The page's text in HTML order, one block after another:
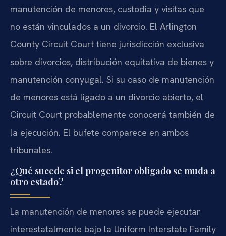
manutención de menores, custodia y visitas que
no están vinculados a un divorcio. El Arlington
County Circuit Court tiene jurisdicción exclusiva
sobre divorcios, distribución equitativa de bienes y
manutención conyugal. Si su caso de manutención
de menores está ligado a un divorcio abierto, el
Circuit Court probablemente conocerá también de
la ejecución. El bufete comparece en ambos
tribunales.
¿Qué sucede si el progenitor obligado se muda a
otro estado?
La manutención de menores se puede ejecutar
interestatalmente bajo la Uniform Interstate Family